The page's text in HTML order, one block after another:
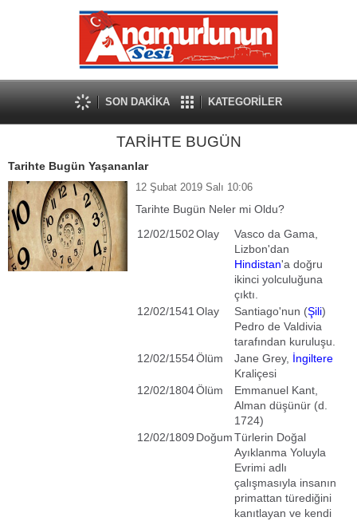
SON DAKİKA KATEGORİLER
TARİHTE BUGÜN
Tarihte Bugün Yaşananlar
12 Şubat 2019 Salı 10:06
Tarihte Bugün Neler mi Oldu?
12/02/1502Olay
Vasco da Gama,
Lizbon'dan
Hindistan'a doğru
ikinci yolculuğuna
çıktı.
12/02/1541 Olay Santiago'nun (Şili)
Pedro de Valdivia
tarafından kuruluşu.
12/02/1554Ölüm Jane Grey, İngiltere
Kraliçesi
12/02/1804Ölüm
Emmanuel Kant,
Alman düşünür (d.
1724)
12/02/1809 DoğumTürlerin Doğal
Ayıklanma Yoluyla
Evrimi adlı
çalışmasıyla insanın
primattan türediğini
kanıtlayan ve kendi